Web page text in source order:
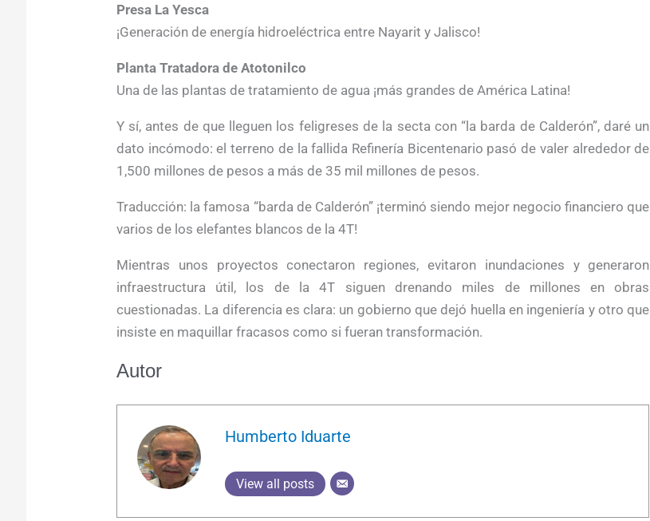
Presa La Yesca
¡Generación de energía hidroeléctrica entre Nayarit y Jalisco!
Planta Tratadora de Atotonilco
Una de las plantas de tratamiento de agua ¡más grandes de América Latina!
Y sí, antes de que lleguen los feligreses de la secta con “la barda de Calderón”, daré un
dato incómodo: el terreno de la fallida Refinería Bicentenario pasó de valer alrededor de
1,500 millones de pesos a más de 35 mil millones de pesos.
Traducción: la famosa “barda de Calderón” ¡terminó siendo mejor negocio financiero que
varios de los elefantes blancos de la 4T!
Mientras unos proyectos conectaron regiones, evitaron inundaciones y generaron
infraestructura útil, los de la 4T siguen drenando miles de millones en obras
cuestionadas. La diferencia es clara: un gobierno que dejó huella en ingeniería y otro que
insiste en maquillar fracasos como si fueran transformación.
Autor
Humberto Iduarte
View all posts